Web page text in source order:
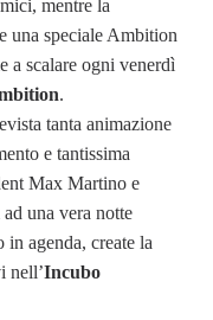
mentre la
una speciale Ambition
a scalare ogni venerdì
.
tanta animazione
e tantissima
Max Martino e
una vera notte
in agenda, create la
nell’Incubo